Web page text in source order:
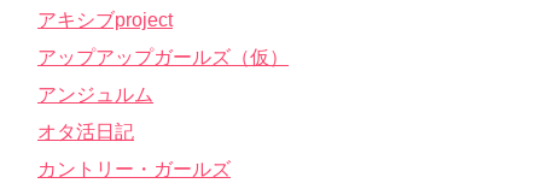
アキシブproject
アップアップガールズ（仮）
アンジュルム
オタ活日記
カントリー・ガールズ